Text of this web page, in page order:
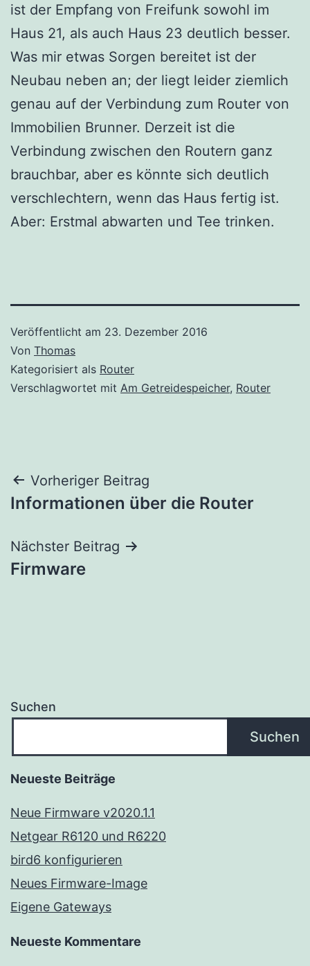
ist der Empfang von Freifunk sowohl im
Haus 21, als auch Haus 23 deutlich besser.
Was mir etwas Sorgen bereitet ist der
Neubau neben an; der liegt leider ziemlich
genau auf der Verbindung zum Router von
Immobilien Brunner. Derzeit ist die
Verbindung zwischen den Routern ganz
brauchbar, aber es könnte sich deutlich
verschlechtern, wenn das Haus fertig ist.
Aber: Erstmal abwarten und Tee trinken.
Veröffentlicht am 23. Dezember 2016
Von Thomas
Kategorisiert als Router
Verschlagwortet mit Am Getreidespeicher, Router
Beitragsnavigation
Vorheriger Beitrag
Informationen über die Router
Nächster Beitrag
Firmware
Suchen
Suchen
Neueste Beiträge
Neue Firmware v2020.1.1
Netgear R6120 und R6220
bird6 konfigurieren
Neues Firmware-Image
Eigene Gateways
Neueste Kommentare